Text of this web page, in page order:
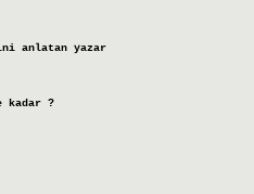
anlatan yazar
kadar ?